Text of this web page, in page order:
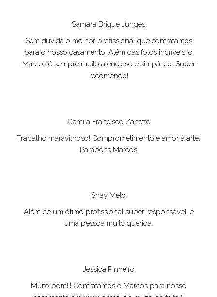
Samara Brique Junges
Sem dúvida o melhor profissional que contratamos
para o nosso casamento. Além das fotos incríveis, o
Marcos é sempre muito atencioso e simpático. Super
recomendo!
Camila Francisco Zanette
Trabalho maravilhoso! Comprometimento e amor à arte.
Parabéns Marcos
Shay Melo
Além de um ótimo profissional super responsável, é
uma pessoa muito querida.
Jessica Pinheiro
Muito bom!!! Contratamos o Marcos para nosso